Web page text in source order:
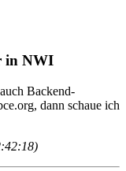
in NWI
Backend-
dann schaue ich